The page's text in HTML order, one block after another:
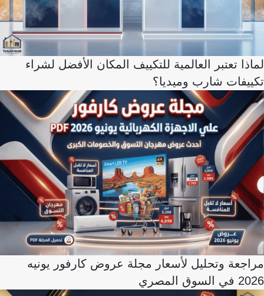
لماذا تعتبر العالمية للتكييف المكان الأفضل لشراء
تكييفات شارب وميديا؟
مراجعة وتحليل لأسعار مجلة عروض كارفور يونيه
2026 في السوق المصري